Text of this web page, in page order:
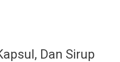
Dan Sirup